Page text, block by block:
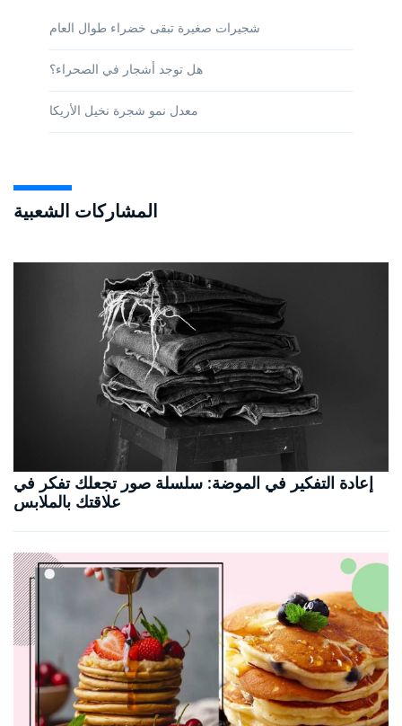
شجيرات صغيرة تبقى خضراء طوال العام
هل توجد أشجار في الصحراء؟
معدل نمو شجرة نخيل الأريكا
المشاركات الشعبية
إعادة التفكير في الموضة: سلسلة صور تجعلك تفكر في
علاقتك بالملابس